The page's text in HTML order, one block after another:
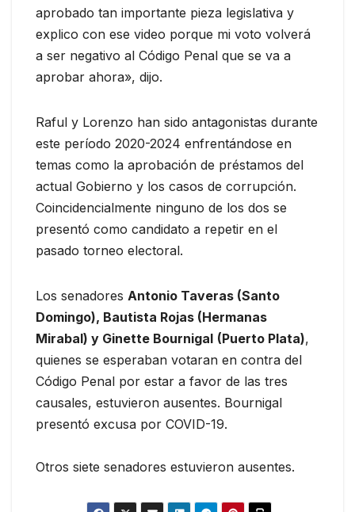
aprobado tan importante pieza legislativa y
explico con ese video porque mi voto volverá
a ser negativo al Código Penal que se va a
aprobar ahora», dijo.
Raful y Lorenzo han sido antagonistas durante
este período 2020-2024 enfrentándose en
temas como la aprobación de préstamos del
actual Gobierno y los casos de corrupción.
Coincidencialmente ninguno de los dos se
presentó como candidato a repetir en el
pasado torneo electoral.
Los senadores Antonio Taveras (Santo
Domingo), Bautista Rojas (Hermanas
Mirabal) y Ginette Bournigal (Puerto Plata),
quienes se esperaban votaran en contra del
Código Penal por estar a favor de las tres
causales, estuvieron ausentes. Bournigal
presentó excusa por COVID-19.
Otros siete senadores estuvieron ausentes.